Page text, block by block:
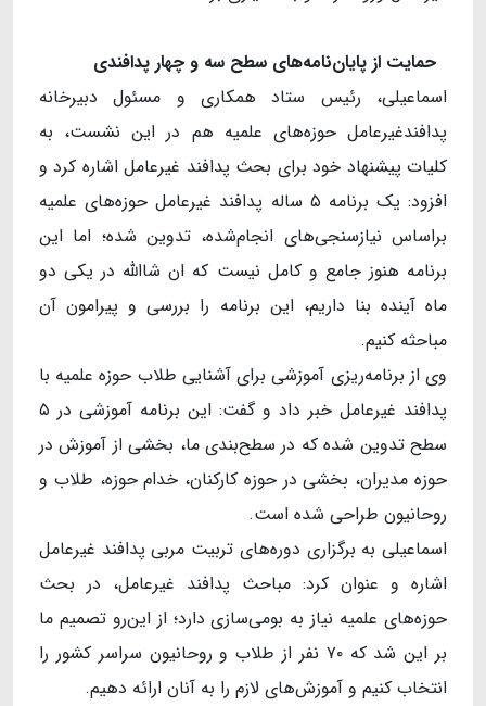
حمایت از پایاننامههای سطح سه و چهار پدافندی
اسماعیلی، رئیس ستاد همکاری و مسئول دبیرخانه
پدافندغیرعامل حوزه‌های علمیه هم در این نشست، به
کلیات پیشنهاد خود برای بحث پدافند غیرعامل اشاره کرد و
افزود: یک برنامه ۵ ساله پدافند غیرعامل حوزه‌های علمیه
براساس نیازسنجی‌های انجام‌شده، تدوین شده؛ اما این
برنامه هنوز جامع و کامل نیست که ان شاالله در یکی دو
ماه آینده بنا داریم، این برنامه را بررسی و پیرامون آن
مباحثه کنیم.
وی از برنامه‌ریزی آموزشی برای آشنایی طلاب حوزه علمیه با
پدافند غیرعامل خبر داد و گفت: این برنامه آموزشی در ۵
سطح تدوین شده که در سطح‌بندی ما، بخشی از آموزش در
حوزه مدیران، بخشی در حوزه کارکنان، خدام حوزه، طلاب و
روحانیون طراحی شده است.
اسماعیلی به برگزاری دوره‌های تربیت مربی پدافند غیرعامل
اشاره و عنوان کرد: مباحث پدافند غیرعامل، در بحث
حوزه‌های علمیه نیاز به بومی‌سازی دارد؛ از این‌رو تصمیم ما
بر این شد که ۷۰ نفر از طلاب و روحانیون سراسر کشور را
انتخاب کنیم و آموزش‌های لازم را به آنان ارائه دهیم.